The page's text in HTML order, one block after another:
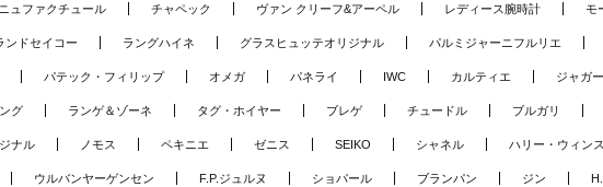
ュファクチュール チャペック ヴァン クリーフ&アーペル レディース腕時計 モ
ンドセイコー ラングハイネ グラスヒュッテオリジナル パルミジャーニフルリエ
パテック・フィリップ オメガ パネライ IWC カルティエ ジャガ
グ ランゲ＆ゾーネ タグ・ホイヤー ブレゲ チュードル ブルガリ
ナル ノモス ペキニエ ゼニス SEIKO シャネル ハリー・ウィン
ウルバンヤーゲンセン F.P.ジュルヌ ショパール ブランパン ジン